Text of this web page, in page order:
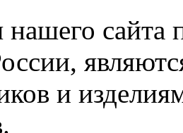
сайта
и